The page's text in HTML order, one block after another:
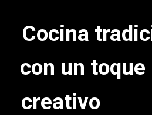
creativo
con un toque
Cocina